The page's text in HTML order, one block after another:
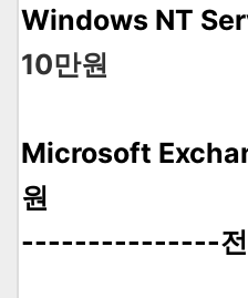
Windows NT
10만원
Microsoft
원
---------------전자